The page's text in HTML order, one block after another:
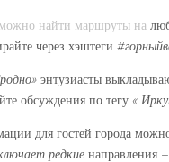
можно найти маршруты на
через хэштеги
энтузиасты
обсуждения по тегу «
для гостей города
редкие направления